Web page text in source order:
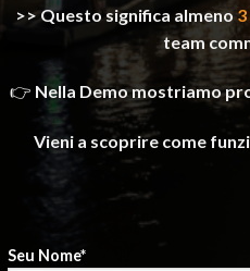
>> Questo significa almeno
team
👉 Nella Demo mostriamo
Vieni a scoprire come
Seu Nome*